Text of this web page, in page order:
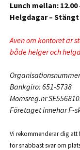
Lunch mellan: 12.00
Helgdagar – Stängt
Även om kontoret är
både helger och
Bankgiro: 651-5738
Momsreg.nr
Företaget innehar F-
Vi rekommenderar dig
för snabbast svar om